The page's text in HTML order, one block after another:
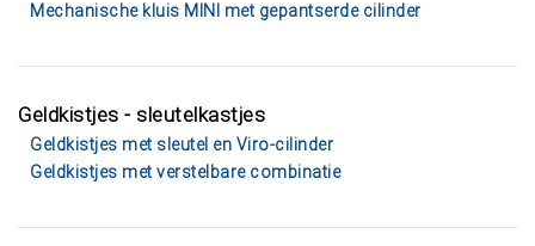
Mechanische kluis MINI met gepantserde cilinder
Geldkistjes - sleutelkastjes
Geldkistjes met sleutel en Viro-cilinder
Geldkistjes met verstelbare combinatie